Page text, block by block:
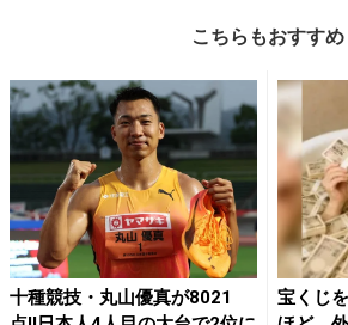
こちらもおすすめ
十種競技・丸山優真が8021
宝くじ